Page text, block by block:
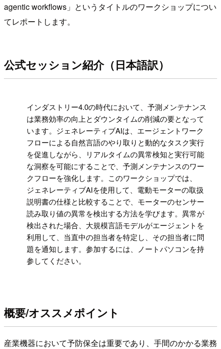
agentic workflows」というタイトルのワークショップについ
てレポートします。
公式セッション紹介（日本語訳）
インダストリー4.0の時代において、予測メンテナンス
は業務効率の向上とダウンタイムの削減の要となって
います。ジェネレーティブAIは、エージェントワーク
フローによる自然言語のやり取りと動的なタスク実行
を促進しながら、リアルタイムの異常検知と実行可能
な洞察を可能にすることで、予測メンテナンスのワー
クフローを強化します。このワークショップでは、
ジェネレーティブAIを使用して、電動モーターの取扱
説明書の仕様と比較することで、モーターのセンサー
読み取り値の異常を検出する方法を学びます。異常が
検出された場合、大規模言語モデルがエージェントを
利用して、当直中の担当者を特定し、その担当者に問
題を通知します。参加するには、ノートパソコンを持
参してください。
概要/オススメポイント
産業機器において予防保全は重要であり、手間のかかる業務